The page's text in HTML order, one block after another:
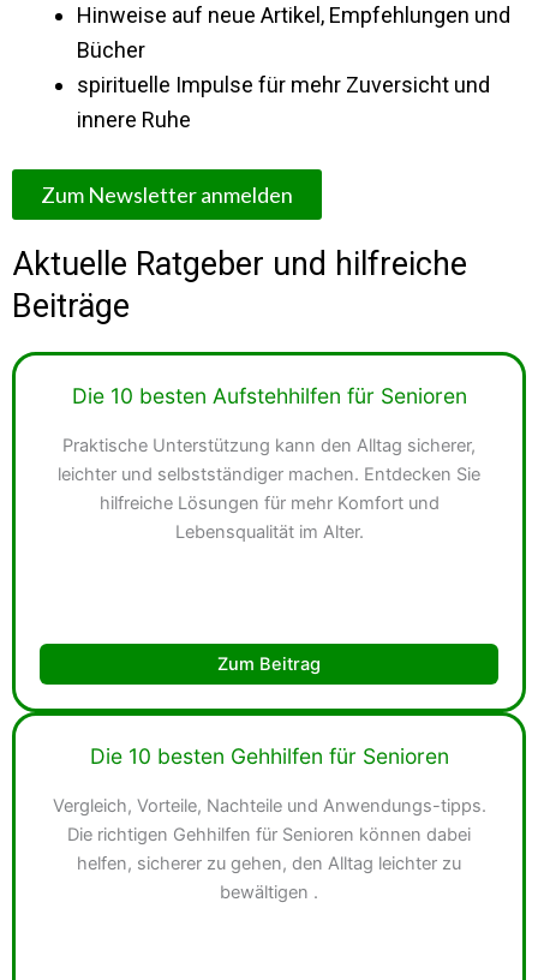
Hinweise auf neue Artikel, Empfehlungen und
Bücher
spirituelle Impulse für mehr Zuversicht und
innere Ruhe
Zum Newsletter anmelden
Aktuelle Ratgeber und hilfreiche
Beiträge
Die 10 besten Aufstehhilfen für Senioren
Praktische Unterstützung kann den Alltag sicherer,
leichter und selbstständiger machen. Entdecken Sie
hilfreiche Lösungen für mehr Komfort und
Lebensqualität im Alter.
Zum Beitrag
Die 10 besten Gehhilfen für Senioren
Vergleich, Vorteile, Nachteile und Anwendungs-tipps.
Die richtigen Gehhilfen für Senioren können dabei
helfen, sicherer zu gehen, den Alltag leichter zu
bewältigen .